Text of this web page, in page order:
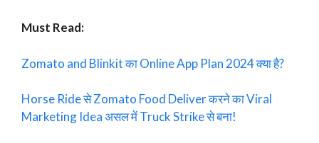
Must Read:
Zomato and Blinkit का Online App Plan 2024 क्या है?
Horse Ride से Zomato Food Deliver करने का Viral
Marketing Idea असल में Truck Strike से बना!